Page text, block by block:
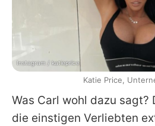
Was Carl wohl dazu sagt?
die einstigen Verliebten
Instagram / katieprice
Katie Price,